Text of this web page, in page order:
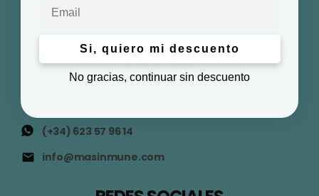
(+34) 623 57 96 14
info@masinmune.com
Si, quiero mi descuento
No gracias, continuar sin descuento